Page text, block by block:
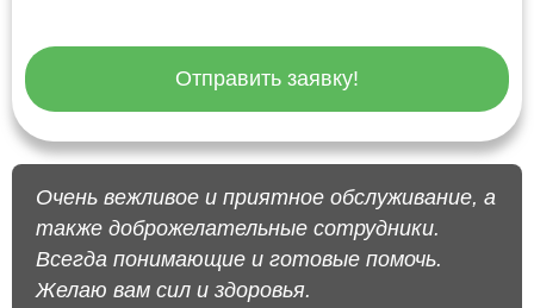
Отправить заявку!
Очень вежливое и приятное обслуживание, а
также доброжелательные сотрудники.
Всегда понимающие и готовые помочь.
Желаю вам сил и здоровья.